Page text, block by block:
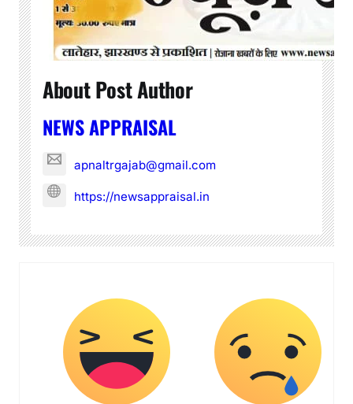
About Post Author
NEWS APPRAISAL
apnaltrgajab@gmail.com
https://newsappraisal.in